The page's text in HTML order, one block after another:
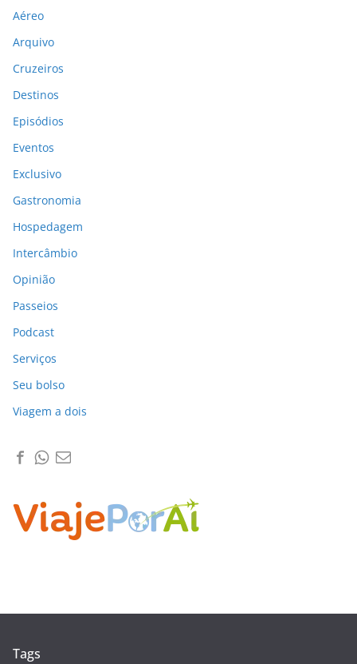
Aéreo
Arquivo
Cruzeiros
Destinos
Episódios
Eventos
Exclusivo
Gastronomia
Hospedagem
Intercâmbio
Opinião
Passeios
Podcast
Serviços
Seu bolso
Viagem a dois
Tags